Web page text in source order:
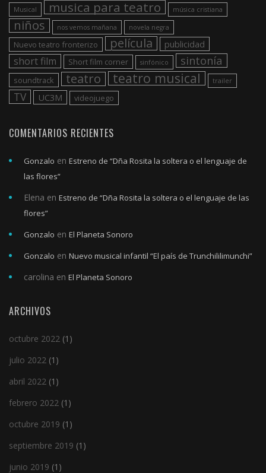
Musical musica para teatro música cristiana
niños nos vemos mañana novela negra
Nuevo teatro fronterizo película publicidad
short film Short film corner sinfónico sintonía
soundtrack teatro teatro musical trailer
TV UC3M videojuego
COMENTARIOS RECIENTES
Gonzalo en Estreno de “Dña Rosita la soltera o el lenguaje de
las flores”
Elena en Estreno de “Dña Rosita la soltera o el lenguaje de las
flores”
Gonzalo en El Planeta Sonoro
Gonzalo en Nuevo musical infantil “El país de Trunchililimunchi”
carolina en El Planeta Sonoro
ARCHIVOS
octubre 2022 (1)
julio 2022 (1)
abril 2022 (1)
febrero 2022 (1)
octubre 2019 (1)
septiembre 2019 (1)
junio 2019 (1)